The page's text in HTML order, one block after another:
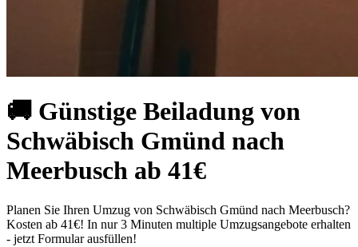
🚚 Günstige Beiladung von
Schwäbisch Gmünd nach
Meerbusch ab 41€
Planen Sie Ihren Umzug von Schwäbisch Gmünd nach Meerbusch?
Kosten ab 41€! In nur 3 Minuten multiple Umzugsangebote erhalten
- jetzt Formular ausfüllen!